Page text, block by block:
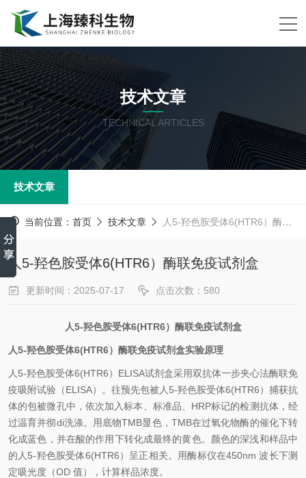
技术文章
TECHNICAL ARTICLES
技术文章
当前位置： 首页 技术文章 人5-羟色胺受体6(HTR6）酶联免疫试剂盒
人5-羟色胺受体6(HTR6）酶联免疫试剂盒
更新时间：2025-07-17 点击次数：580
人5-羟色胺受体6(HTR6） 酶联免疫试剂盒
人5-羟色胺受体6(HTR6） 酶联免疫试剂盒实验原理
人 5-羟色胺受体6(HTR6） ELISA试剂盒采用双抗体一步夹心法酶联免
疫吸附试验（ELISA）。往预先包被 人 5-羟色胺受体6(HTR6） 捕获抗
体的包被微孔中，依次加入标本、标准品、 HRP标记的检测抗体，经
过温育并彻di洗涤。用底物TMB显色，TMB在过氧化物酶的催化下转
化成蓝色，并在酸的作用下转化成最终的黄色。颜色的深浅和样品中
的 人 5-羟色胺受体6(HTR6） 呈正相关。用酶标仪在450nm 波长下测
定吸光度（OD 值），计算样品浓度。